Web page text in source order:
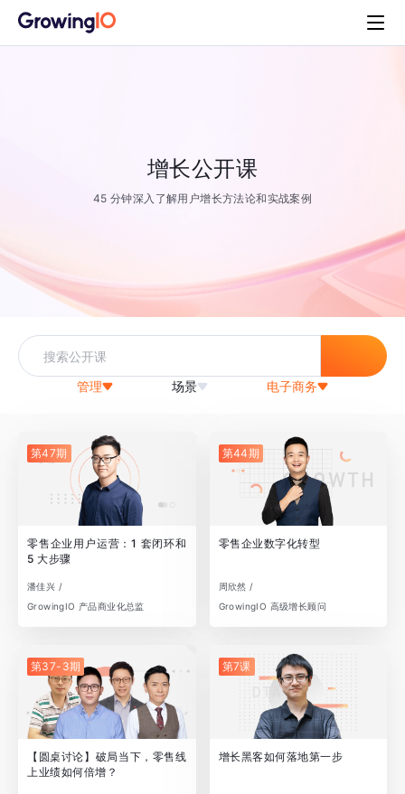
增长公开课
45 分钟深入了解用户增长方法论和实战案例
管理 场景 电子商务
第47期
零售企业用户运营：1 套闭环和
5 大步骤
潘佳兴 /
GrowingIO 产品商业化总监
第44期
零售企业数字化转型
周欣然 /
GrowingIO 高级增长顾问
第37-3期
【圆桌讨论】破局当下，零售线
上业绩如何倍增？
第7课
增长黑客如何落地第一步